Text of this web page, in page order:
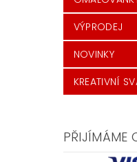
VÝPRODEJ
NOVINKY
KREATIVNÍ
PŘIJÍMÁME